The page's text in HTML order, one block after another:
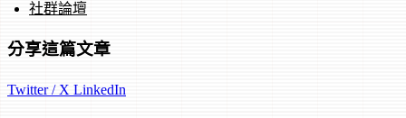
社群論壇
分享這篇文章
Twitter / X LinkedIn